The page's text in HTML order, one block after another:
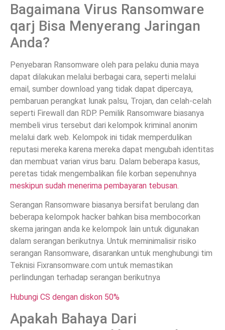
Bagaimana Virus Ransomware
qarj Bisa Menyerang Jaringan
Anda?
Penyebaran Ransomware oleh para pelaku dunia maya
dapat dilakukan melalui berbagai cara, seperti melalui
email, sumber download yang tidak dapat dipercaya,
pembaruan perangkat lunak palsu, Trojan, dan celah-celah
seperti Firewall dan RDP. Pemilik Ransomware biasanya
membeli virus tersebut dari kelompok kriminal anonim
melalui dark web. Kelompok ini tidak memperdulikan
reputasi mereka karena mereka dapat mengubah identitas
dan membuat varian virus baru. Dalam beberapa kasus,
peretas tidak mengembalikan file korban sepenuhnya
meskipun sudah menerima pembayaran tebusan.
Serangan Ransomware biasanya bersifat berulang dan
beberapa kelompok hacker bahkan bisa membocorkan
skema jaringan anda ke kelompok lain untuk digunakan
dalam serangan berikutnya. Untuk meminimalisir risiko
serangan Ransomware, disarankan untuk menghubungi tim
Teknisi Fixransomware.com untuk memastikan
perlindungan terhadap serangan berikutnya
Hubungi CS dengan diskon 50%
Apakah Bahaya Dari